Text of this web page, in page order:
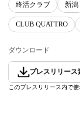
終活クラブ 新潟
CLUB QUATTRO
ダウンロード
プレスリリース
このプレスリリース内で